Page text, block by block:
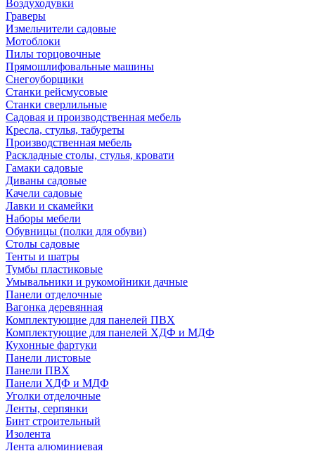
Воздуходувки
Граверы
Измельчители садовые
Мотоблоки
Пилы торцовочные
Прямошлифовальные машины
Снегоуборщики
Станки рейсмусовые
Станки сверлильные
Садовая и производственная мебель
Кресла, стулья, табуреты
Производственная мебель
Раскладные столы, стулья, кровати
Гамаки садовые
Диваны садовые
Качели садовые
Лавки и скамейки
Наборы мебели
Обувницы (полки для обуви)
Столы садовые
Тенты и шатры
Тумбы пластиковые
Умывальники и рукомойники дачные
Панели отделочные
Вагонка деревянная
Комплектующие для панелей ПВХ
Комплектующие для панелей ХДФ и МДФ
Кухонные фартуки
Панели листовые
Панели ПВХ
Панели ХДФ и МДФ
Уголки отделочные
Ленты, серпянки
Бинт строительный
Изолента
Лента алюминиевая